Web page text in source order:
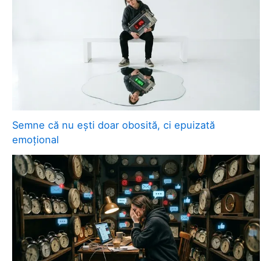
Semne că nu ești doar obosită, ci epuizată
emoțional